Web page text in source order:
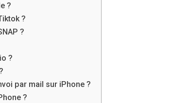
?
?
?
?
par mail sur iPhone ?
?